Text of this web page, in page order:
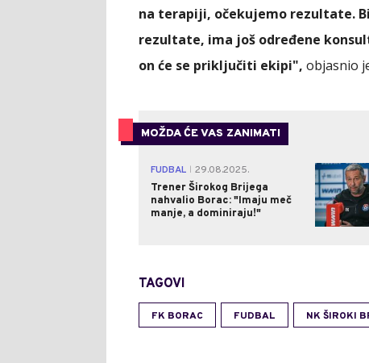
na terapiji, očekujemo rezultate.
rezultate, ima još određene
on će se priključiti ekipi", objasnio
MOŽDA ĆE VAS ZANIMATI
FUDBAL
29.08.2025.
Trener Širokog Brijega
nahvalio Borac: "Imaju meč
manje, a dominiraju!"
TAGOVI
FK BORAC FUDBAL NK ŠIROKI